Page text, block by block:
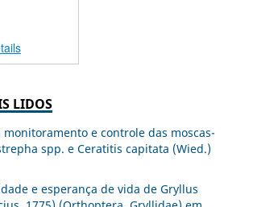
LIDOS
e controle das moscas-
spp. e Ceratitis capitata (Wied.)
e esperança de vida de Gryllus